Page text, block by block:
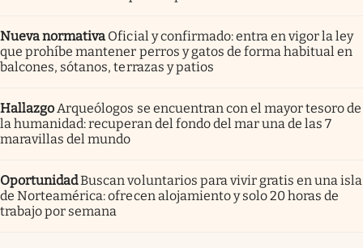
Nueva normativa Oficial y confirmado: entra en vigor la ley
que prohíbe mantener perros y gatos de forma habitual en
balcones, sótanos, terrazas y patios
Hallazgo Arqueólogos se encuentran con el mayor tesoro de
la humanidad: recuperan del fondo del mar una de las 7
maravillas del mundo
OportunidadBuscan voluntarios para vivir gratis en una isla
de Norteamérica: ofrecen alojamiento y solo 20 horas de
trabajo por semana